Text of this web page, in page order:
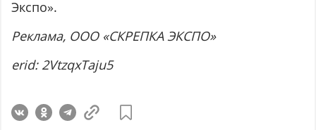
Экспо».
Реклама, ООО «СКРЕПКА ЭКСПО»
erid: 2VtzqxTaju5